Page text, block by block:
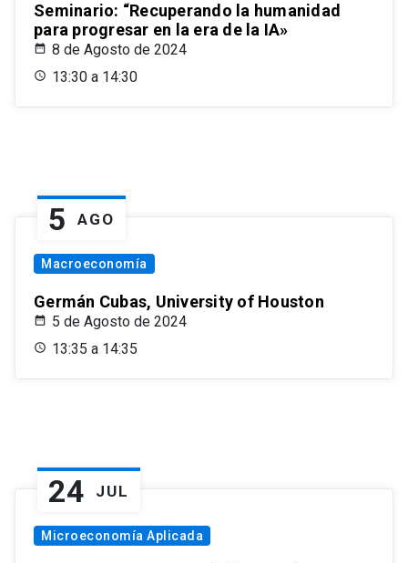
Seminario: “Recuperando la humanidad
para progresar en la era de la IA»
8 de Agosto de 2024
13:30 a 14:30
5 AGO
Macroeconomía
Germán Cubas, University of Houston
5 de Agosto de 2024
13:35 a 14:35
24 JUL
Microeconomía Aplicada